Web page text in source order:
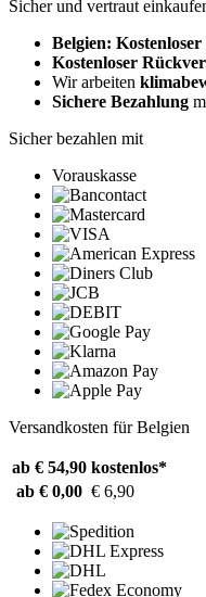
Sicher und vertraut
Belgien:
Kostenloser
Wir arbeiten
Sichere Bezahlung
Sicher bezahlen mit
Vorauskasse
Versandkosten für Belgien
ab € 54,90 kostenlos*
ab € 0,00 € 6,90